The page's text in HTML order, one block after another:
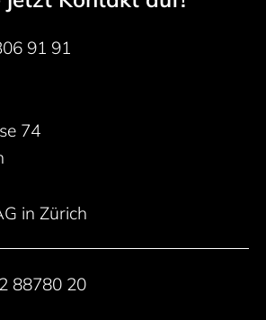
91 91
74
in Zürich
88780 20